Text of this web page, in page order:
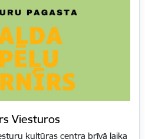
Viesturos
kultūras centra brīvā laika